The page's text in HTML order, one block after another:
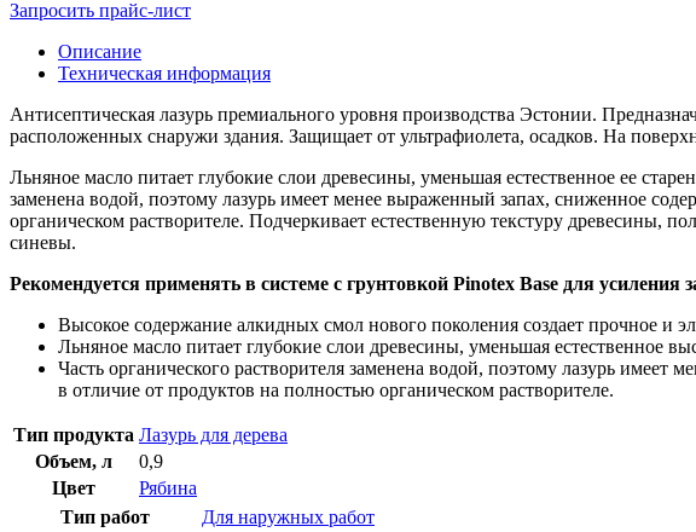
Запросить прайс-лист
Описание
Техническая информация
Антисептическая лазурь премиального уровня производства Эстонии.
расположенных снаружи здания. Защищает от ультрафиолета, осадков. На
Льняное масло питает глубокие слои древесины, уменьшая естественное ее
заменена водой, поэтому лазурь имеет менее выраженный запах, сниженное
органическом растворителе. Подчеркивает естественную текстуру
синевы.
Рекомендуется применять в системе с грунтовкой Pinotex Base для усиления
Высокое содержание алкидных смол нового поколения создает прочное и
Льняное масло питает глубокие слои древесины, уменьшая естественное
Часть органического растворителя заменена водой, поэтому лазурь
в отличие от продуктов на полностью органическом растворителе.
Тип продукта Лазурь для дерева
Объем, л
0,9
Цвет
Рябина
Тип работ
Для наружных работ